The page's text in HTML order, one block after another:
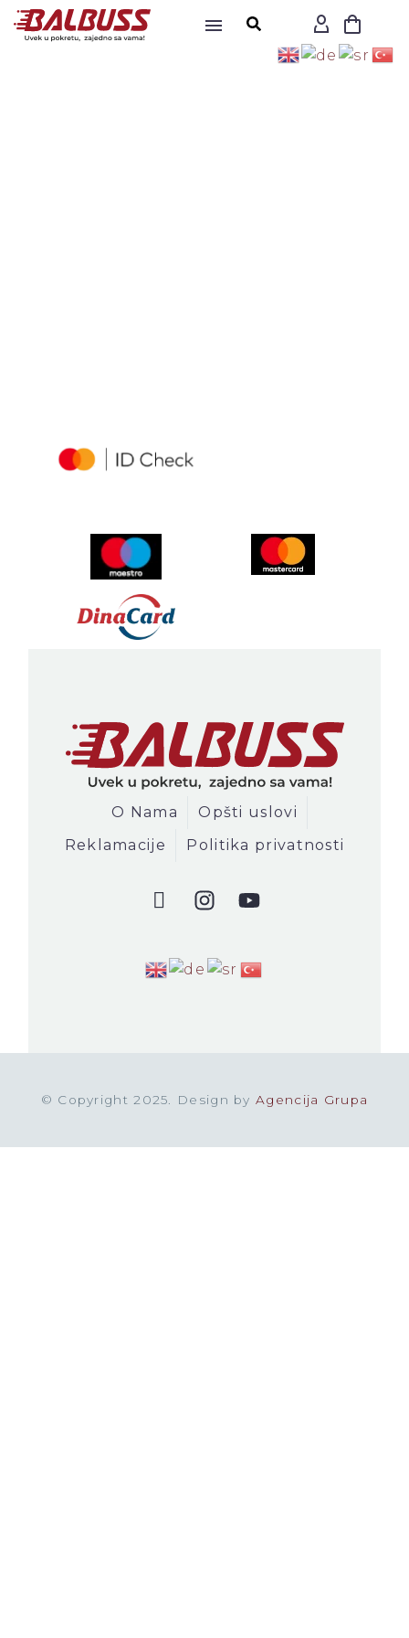
O Nama
Opšti uslovi
Reklamacije
Politika privatnosti
© Copyright 2025. Design byAgencija Grupa